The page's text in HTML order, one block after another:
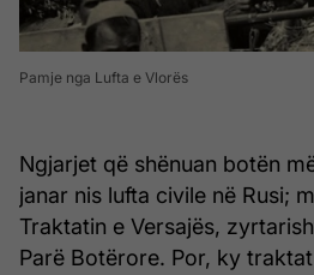
Pamje nga Lufta e Vlorës
Ngjarjet që shënuan botën
janar nis lufta civile në Rusi;
Traktatin e Versajës,
Parë Botërore. Por, ky